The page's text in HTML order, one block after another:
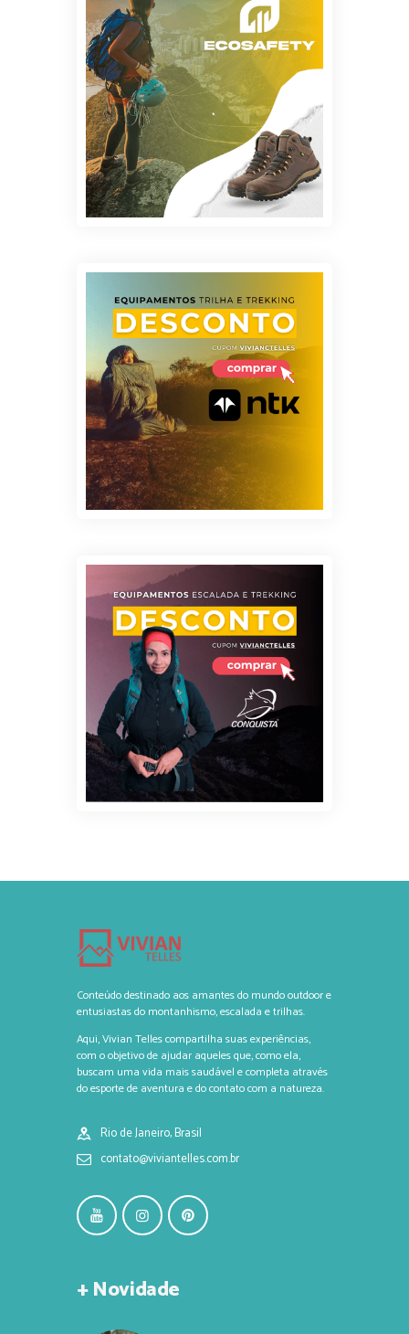
Conteúdo destinado aos amantes do mundo outdoor e
entusiastas do montanhismo, escalada e trilhas.
Aqui, Vivian Telles compartilha suas experiências,
com o objetivo de ajudar aqueles que, como ela,
buscam uma vida mais saudável e completa através
do esporte de aventura e do contato com a natureza.
Rio de Janeiro, Brasil
contato@viviantelles.com.br
+ Novidade